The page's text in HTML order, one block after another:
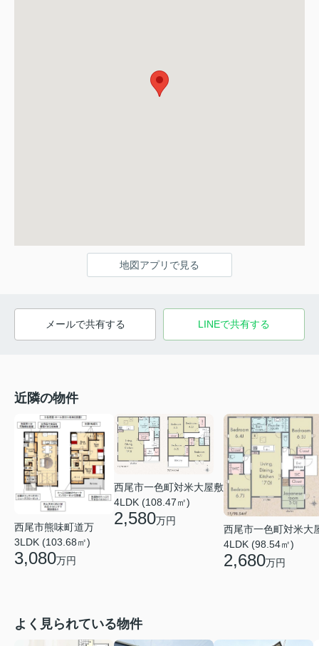
地図アプリで見る
メールで共有する LINEで共有する
近隣の物件
西尾市熊味町道万
3LDK (103.68㎡)
3,080万円
西尾市一色町対米大屋敷
4LDK (108.47㎡)
2,580万円
西尾市一色町対米大
4LDK (98.54㎡)
2,680万円
よく見られている物件